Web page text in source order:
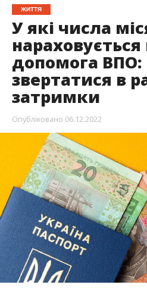
ЖИТТЯ
У які числа
допомога
звертатися в
затримки
Опубліковано 06.12.2022